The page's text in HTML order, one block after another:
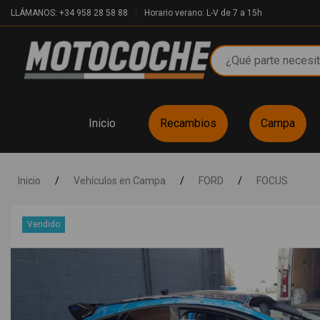
LLÁMANOS: +34 958 28 58 88 Horario verano: L-V de 7 a 15h
Inicio Recambios Campa
Inicio / Vehículos en Campa / FORD / FOCUS
Vendido